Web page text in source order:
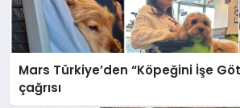
Mars Türkiye’den “Köpeğini İşe
çağrısı